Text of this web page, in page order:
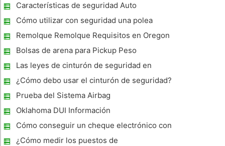
por ciento de monóxido de carbono y 45 por ciento de los
óxidos de nitrógeno en e
Características de seguridad Auto
Cómo utilizar con seguridad una polea
Remolque Remolque Requisitos en Oregon
Bolsas de arena para Pickup Peso
Las leyes de cinturón de seguridad en
Connecticut
¿Cómo debo usar el cinturón de seguridad?
Prueba del Sistema Airbag
Oklahoma DUI Información
Cómo conseguir un cheque electrónico con
placas vencidas
¿Cómo medir los puestos de